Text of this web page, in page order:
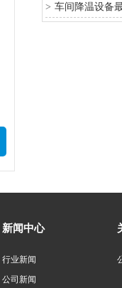
> 车间降温设备
新闻中心
行业新闻
公司新闻